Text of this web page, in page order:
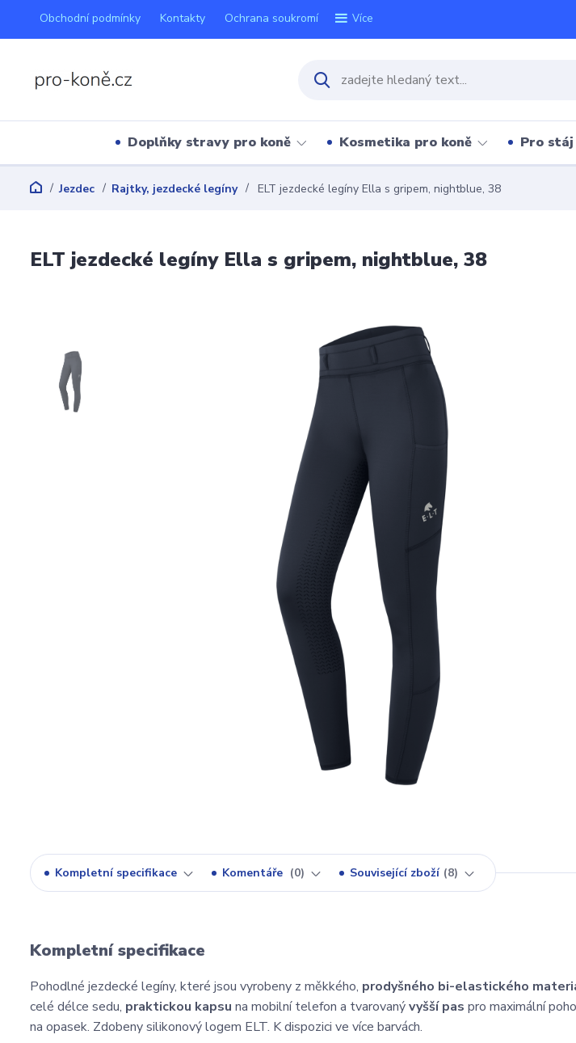
Obchodní podmínky Kontakty Ochrana soukromí Více
Doplňky stravy pro koně Kosmetika pro koně Pro stáj
Jezdec Rajtky, jezdecké legíny ELT jezdecké legíny Ella s gripem, nightblue, 38
ELT jezdecké legíny Ella s gripem, nightblue, 38
Kompletní specifikace Komentáře 0 Související zboží 8
Kompletní specifikace
Pohodlné jezdecké legíny, které jsou vyrobeny z měkkého, prodyšného bi-elastického
celé délce sedu, praktickou kapsu na mobilní telefon a tvarovanývyšší pas pro maximální
na opasek. Zdobeny silikonový logem ELT. K dispozici ve více barvách.